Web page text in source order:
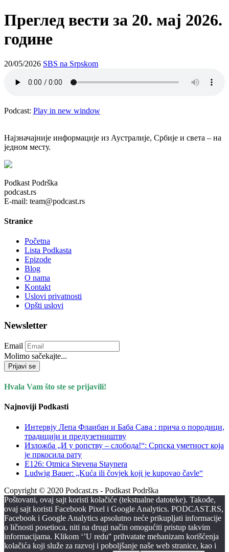
Преглед вести за 20. мај 2026.
године
20/05/2026 SBS na Srpskom
Podcast: Play in new window
Најзначајније информације из Аустралије, Србије и света – на
једном месту.
Podkast Podrška
podcast.rs
E-mail: team@podcast.rs
Stranice
Početna
Lista Podkasta
Epizode
Blog
O nama
Kontakt
Uslovi privatnosti
Opšti uslovi
Newsletter
Email
Molimo sačekajte...
Prijavi se
Hvala Vam što ste se prijavili!
Najnoviji Podkasti
Интервју Лепа Флаибан и Баба Сава : прича о породици,
традицији и предузетништву
Изложба „И у ропству – слобода!“: Српска уметност која
је пркосила рату
E126: Otmica Stevena Staynera
Ludwig Bauer: „Kuća ili čovjek koji je kupovao čavle“
Copyright © 2020 Podcast.rs - Podkast Podrška
Poštovani, ovaj sajt koristi kolačiće (tekstualne datoteke). Takođe,
ovaj sajt koristi Facebook Pixel i Google Analytics. PODCAST.RS,
Facebook i Google Analytics apsolutno neće prikupljati informacije
o ličnosti posetioca, niti na drugi način omogućiti pristup takvim
informacijama. Klikom ‘’U redu'' prihvatate mehanizam korišćenja
kolačića koji služe za razvoj i poboljšanje naše web stranice, kao i